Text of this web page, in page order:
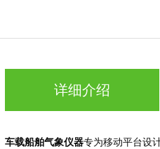
详细介绍
车载船舶气象仪器专为移动平台设